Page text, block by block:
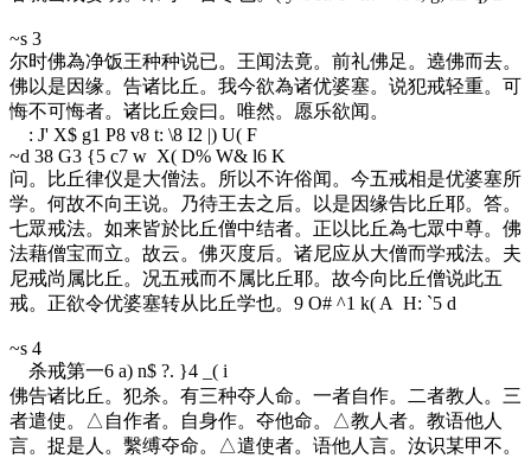
~s 3
尔时佛為净饭王种种说已。王闻法竟。前礼佛足。遶佛而去。
佛以是因缘。告诸比丘。我今欲為诸优婆塞。说犯戒轻重。可
悔不可悔者。诸比丘僉曰。唯然。愿乐欲闻。
: J' X$ g1 P8 v8 t: \8 I2 |) U( F
~d 38 G3 {5 c7 w X( D% W& l6 K
问。比丘律仪是大僧法。所以不许俗闻。今五戒相是优婆塞所
学。何故不向王说。乃待王去之后。以是因缘告比丘耶。答。
七眾戒法。如来皆於比丘僧中结者。正以比丘為七眾中尊。佛
法藉僧宝而立。故云。佛灭度后。诸尼应从大僧而学戒法。夫
尼戒尚属比丘。况五戒而不属比丘耶。故今向比丘僧说此五
戒。正欲令优婆塞转从比丘学也。 9 O# ^1 k( A H: `5 d
~s 4
杀戒第一6 a) n$ ?. }4 _( i
佛告诸比丘。犯杀。有三种夺人命。一者自作。二者教人。三
者遣使。△自作者。自身作。夺他命。△教人者。教语他人
言。捉是人。繫缚夺命。△遣使者。语他人言。汝识某甲不。